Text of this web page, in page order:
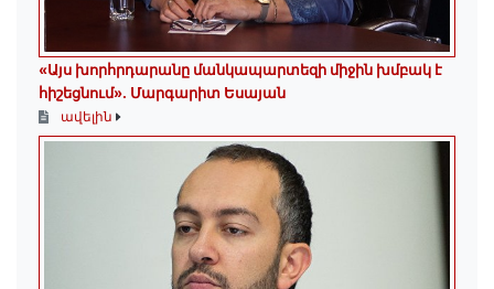
«Այս խորհրդարանը մանկապարտեզի միջին խմբակ է
հիշեցնում»․ Մարգարիտ Եսայան
ավելին